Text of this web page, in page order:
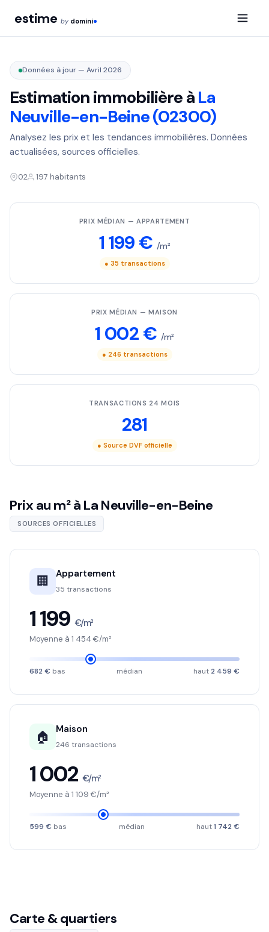
estime by domini
Données à jour — Avril 2026
Estimation immobilière àLa
Neuville-en-Beine (02300)
Analysez les prix et les tendances immobilières. Données
actualisées, sources officielles.
02 197 habitants
PRIX MÉDIAN — APPARTEMENT
1 199 € /m²
● 35 transactions
PRIX MÉDIAN — MAISON
1 002 € /m²
● 246 transactions
TRANSACTIONS 24 MOIS
281
● Source DVF officielle
Prix au m² à La Neuville-en-Beine
SOURCES OFFICIELLES
🏢 Appartement
35 transactions
1 199 €/m²
Moyenne à 1 454 €/m²
682 € bas médian haut 2 459 €
🏠 Maison
246 transactions
1 002 €/m²
Moyenne à 1 109 €/m²
599 € bas médian haut1 742 €
Carte & quartiers